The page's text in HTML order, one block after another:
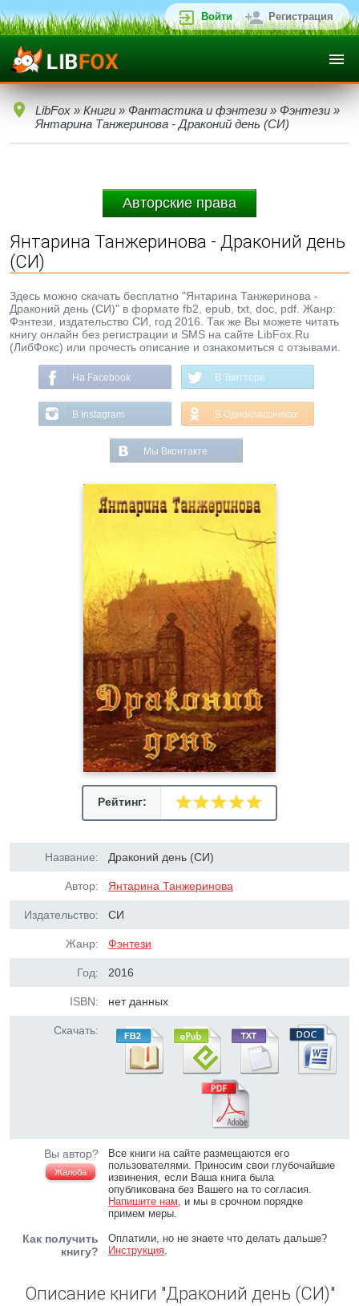
Войти Регистрация
LibFox » Книги » Фантастика и фэнтези » Фэнтези »
Янтарина Танжеринова - Драконий день (СИ)
Авторские права
Янтарина Танжеринова - Драконий день
(СИ)
Здесь можно скачать бесплатно "Янтарина Танжеринова -
Драконий день (СИ)" в формате fb2, epub, txt, doc, pdf. Жанр:
Фэнтези, издательство СИ, год 2016. Так же Вы можете читать
книгу онлайн без регистрации и SMS на сайте LibFox.Ru
(ЛибФокс) или прочесть описание и ознакомиться с отзывами.
На Facebook В Твиттере
В Instagram В Одноклассниках
Мы Вконтакте
Рейтинг:
Название: Драконий день (СИ)
Автор: Янтарина Танжеринова
Издательство: СИ
Жанр: Фэнтези
Год: 2016
ISBN: нет данных
Скачать:
Вы автор?
Жалоба
Все книги на сайте размещаются его
пользователями. Приносим свои глубочайшие
извинения, если Ваша книга была
опубликована без Вашего на то согласия.
Напишите нам, и мы в срочном порядке
примем меры.
Как получить
книгу?
Оплатили, но не знаете что делать дальше?
Инструкция.
Описание книги "Драконий день (СИ)"